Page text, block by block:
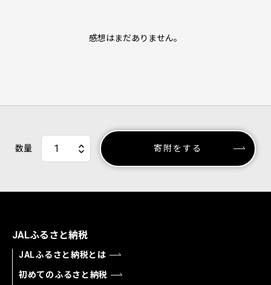
感想はまだありません。
数量 寄附をする
JALふるさと納税
JALふるさと納税とは
初めてのふるさと納税